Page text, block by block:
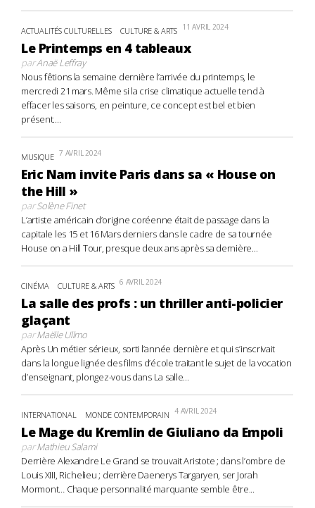
ACTUALITÉS CULTURELLES CULTURE & ARTS 11 AVRIL 2024
Le Printemps en 4 tableaux
parAnaë Leffray
Nous fêtions la semaine dernière l’arrivée du printemps, le
mercredi 21 mars. Même si la crise climatique actuelle tend à
effacer les saisons, en peinture, ce concept est bel et bien
présent....
MUSIQUE 7 AVRIL 2024
Eric Nam invite Paris dans sa « House on
the Hill »
parSolène Finet
L’artiste américain d’origine coréenne était de passage dans la
capitale les 15 et 16 Mars derniers dans le cadre de sa tournée
House on a Hill Tour, presque deux ans après sa dernière...
CINÉMA CULTURE & ARTS 6 AVRIL 2024
La salle des profs : un thriller anti-policier
glaçant
parMaëlle Ullmo
Après Un métier sérieux, sorti l’année dernière et qui s’inscrivait
dans la longue lignée des films d’école traitant le sujet de la vocation
d’enseignant, plongez-vous dans La salle...
INTERNATIONAL MONDE CONTEMPORAIN 4 AVRIL 2024
Le Mage du Kremlin de Giuliano da Empoli
parMathieu Salami
Derrière Alexandre Le Grand se trouvait Aristote ; dans l’ombre de
Louis XIII, Richelieu ; derrière Daenerys Targaryen, ser Jorah
Mormont… Chaque personnalité marquante semble être...